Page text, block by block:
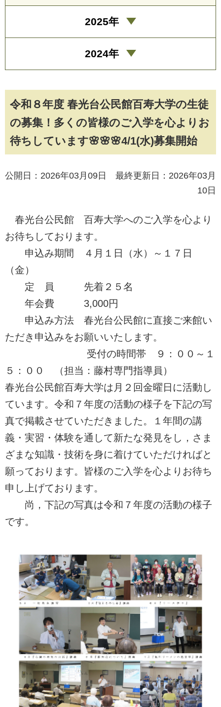
令和８年度 春光台公民館百寿大学の生徒
の募集！多くの皆様のご入学を心よりお
待ちしています🌸🌸🌸4/1(水)募集開始
公開日：2026年03月09日 最終更新日：2026年03月
10日
春光台公民館 百寿大学へのご入学を心より
お待ちしております。
申込み期間 ４月１日（水）～１７日
（金）
定 員 先着２５名
年会費 3,000円
申込み方法 春光台公民館に直接ご来館い
ただき申込みをお願いいたします。
受付の時間帯 ９：００～１
５：００ （担当：藤村専門指導員）
春光台公民館百寿大学は月２回金曜日に活動し
ています。令和７年度の活動の様子を下記の写
真で掲載させていただきました。１年間の講
義・実習・体験を通して新たな発見をし，さま
ざまな知識・技術を身に着けていただければと
願っております。皆様のご入学を心よりお待ち
申し上げております。
尚，下記の写真は令和７年度の活動の様子
です。
2025年
2024年